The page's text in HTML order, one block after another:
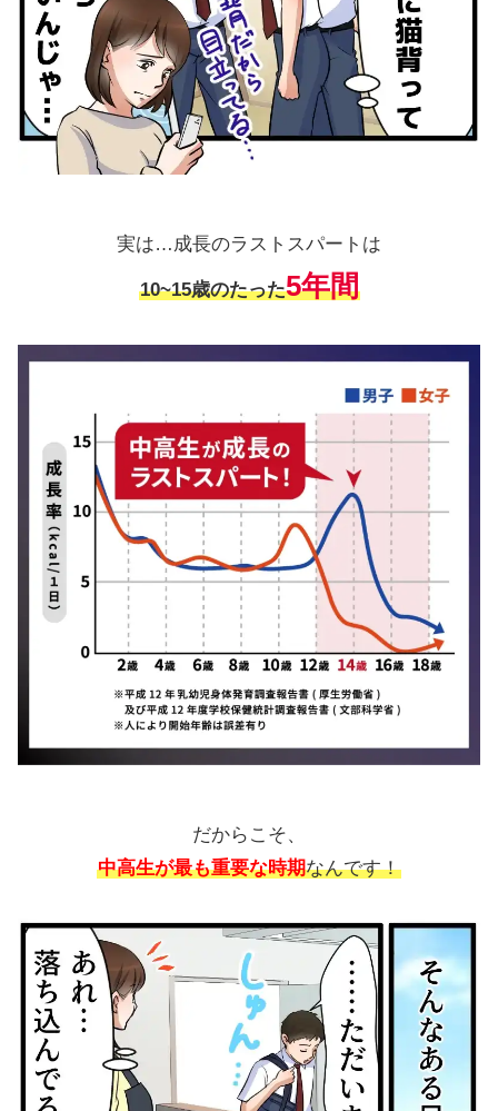
実は…成長のラストスパートは
10~15歳のたった5年間
だからこそ、
中高生が最も重要な時期なんです！